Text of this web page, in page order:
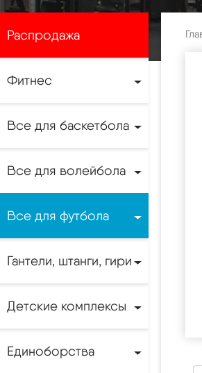
Распродажа
Фитнес
Все для баскетбола
Все для волейбола
Все для футбола
Гантели, штанги, гири
Детские комплексы
Единоборства